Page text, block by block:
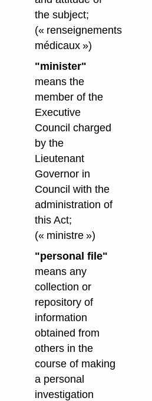
the subject;
(« renseignements
médicaux »)
"minister"
means the
member of the
Executive
Council charged
by the
Lieutenant
Governor in
Council with the
administration of
this Act;
(« ministre »)
"personal file"
means any
collection or
repository of
information
obtained from
others in the
course of making
a personal
investigation